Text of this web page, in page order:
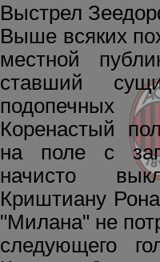
Выстрел
Выше всяких
местной
ставший
подопечных
Коренастый
на поле с
начисто
Криштиану
"Милана" не
следующего